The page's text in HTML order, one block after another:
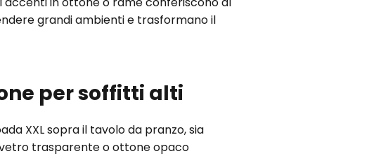
grandi ambienti e trasformano il
per soffitti alti
XXL sopra il tavolo da pranzo, sia
vetro trasparente o ottone opaco